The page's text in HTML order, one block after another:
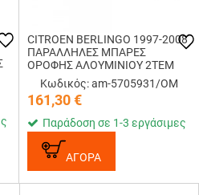
CITROEN BERLINGO 1997-2008
ΠΑΡΑΛΛΗΛΕΣ ΜΠΑΡΕΣ
ΟΡΟΦΗΣ ΑΛΟΥΜΙΝΙΟΥ 2ΤΕΜ
ΑΣΗΜΙ
Κωδικός: am-5705931/OM
161,30€
Παράδοση σε 1-3 εργάσιμες
ΑΓΟΡΑ